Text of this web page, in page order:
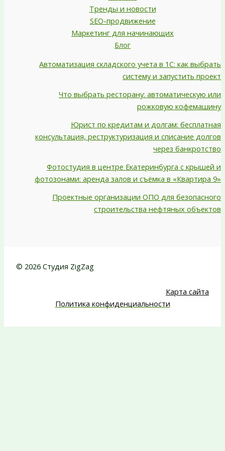
Тренды и новости
SEO-продвижение
Маркетинг для начинающих
Блог
Автоматизация складского учета в 1С: как выбрать
систему и запустить проект
Что выбрать ресторану: автоматическую или
рожковую кофемашину
Юрист по кредитам и долгам: бесплатная
консультация, реструктуризация и списание долгов
через банкротство
Фотостудия в центре Екатеринбурга с крышей и
фотозонами: аренда залов и съёмка в «Квартира 9»
Проектные организации ОПО для безопасного
строительства нефтяных объектов
© 2026 Студия ZigZag
Карта сайта
Политика конфиденциальности